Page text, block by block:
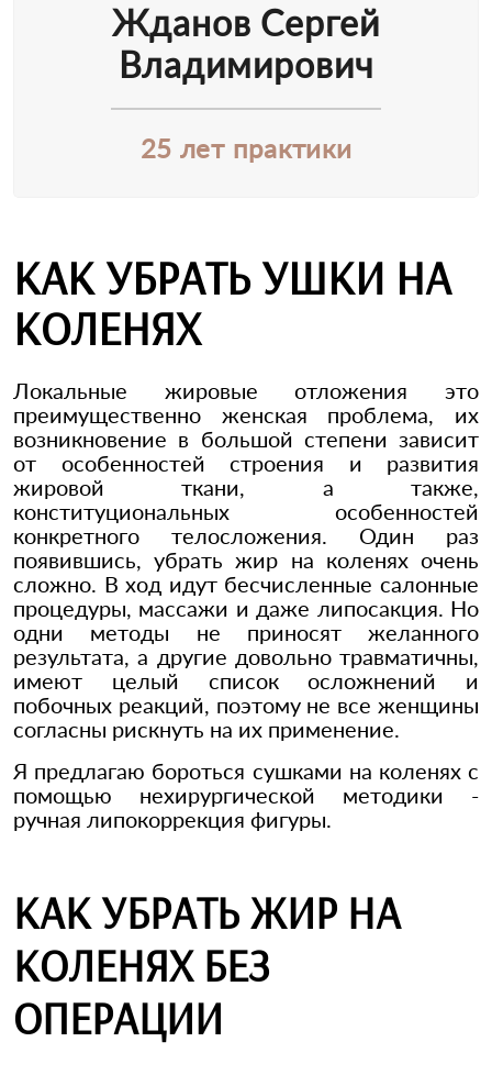
Жданов Сергей
Владимирович
25 лет практики
КАК УБРАТЬ УШКИ НА
КОЛЕНЯХ
Локальные жировые отложения это
преимущественно женская проблема, их
возникновение в большой степени зависит
от особенностей строения и развития
жировой ткани, а также,
конституциональных особенностей
конкретного телосложения. Один раз
появившись, убрать жир на коленях очень
сложно. В ход идут бесчисленные салонные
процедуры, массажи и даже липосакция. Но
одни методы не приносят желанного
результата, а другие довольно травматичны,
имеют целый список осложнений и
побочных реакций, поэтому не все женщины
согласны рискнуть на их применение.
Я предлагаю бороться сушками на коленях с
помощью нехирургической методики -
ручная липокоррекция фигуры.
КАК УБРАТЬ ЖИР НА
КОЛЕНЯХ БЕЗ
ОПЕРАЦИИ